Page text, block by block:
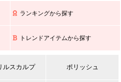
遅延が生じております｡
ランキングから探す
トレンドアイテムから探す
ルスカルプ ポリッシュ